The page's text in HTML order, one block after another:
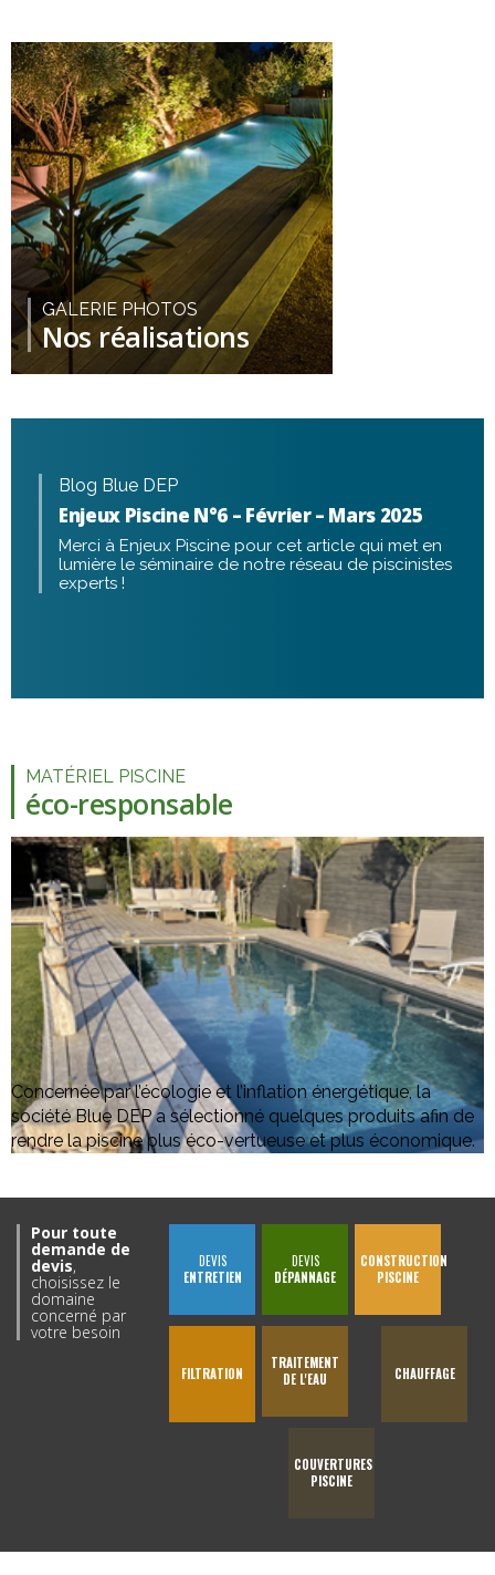
GALERIE PHOTOS
Nos réalisations
Blog Blue DEP
Enjeux Piscine N°6 – Février – Mars 2025
Merci à Enjeux Piscine pour cet article qui met en
lumière le séminaire de notre réseau de piscinistes
experts !
MATÉRIEL PISCINE
éco-responsable
Concernée par l’écologie et l’inflation énergétique, la
société Blue DEP a sélectionné quelques produits afin de
rendre la piscine plus éco-vertueuse et plus économique.
Pour toute
demande de
devis,
choisissez le
domaine
concerné par
votre besoin
DEVIS
ENTRETIEN
DEVIS
DÉPANNAGE
CONSTRUCTION
PISCINE
FILTRATION
TRAITEMENT
DE L'EAU
CHAUFFAGE
COUVERTURES
PISCINE